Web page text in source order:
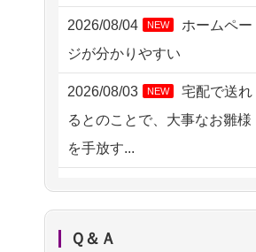
2026/08/06 10:06
茨城県の方からお申込み
2026/08/06 09:17
三重県の方からお申込み
横浜市の方からお申込み
2026/08/05 15:07
2026/08/04 NEW
ホームペー
ジが分かりやすい
2026/08/03 NEW
宅配で送れ
るとのことで、大事なお雛様
を手放す...
複数拝見し、直観的に良い感
じがしま...
Ｑ＆Ａ